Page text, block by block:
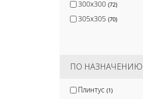
300x300 (72)
305x305 (70)
ПО НАЗНАЧЕНИЮ
Плинтус (1)